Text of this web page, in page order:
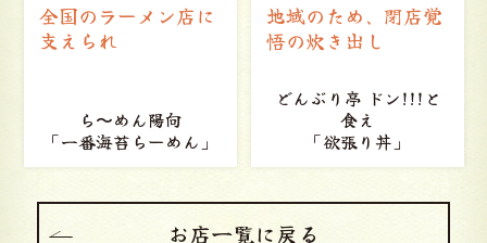
地域のため、閉店覚
悟の炊き出し
食え
「欲張り丼」
熊本地震、復興のシ
ンボル
岡本商店
「益城プリン」
お店一覧に戻る